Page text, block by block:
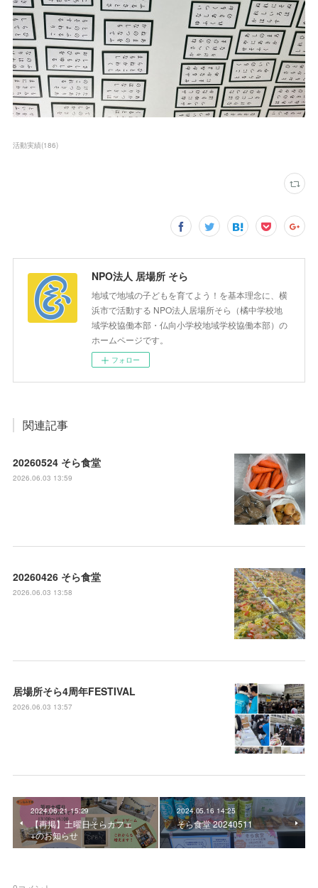
活動実績(186)
NPO法人 居場所 そら
地域で地域の子どもを育てよう！を基本理念に、横
浜市で活動する NPO法人居場所そら（橘中学校地
域学校協働本部・仏向小学校地域学校協働本部）の
ホームページです。
フォロー
関連記事
20260524 そら食堂
2026.06.03 13:59
20260426 そら食堂
2026.06.03 13:58
居場所そら4周年FESTIVAL
2026.06.03 13:57
2024.06.21 15:29
【再掲】土曜日そらカフェ
+のお知らせ
2024.05.16 14:25
そら食堂 20240511